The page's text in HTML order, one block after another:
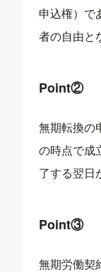
申込権）で
者の自由と
Point②
無期転換の
の時点で成
了する翌日
Point③
無期労働契